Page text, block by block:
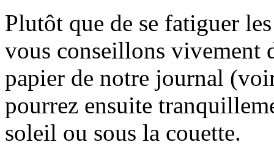
Plutôt que de se fatiguer
vous conseillons vivement
papier de notre journal
pourrez ensuite
soleil ou sous la couette.